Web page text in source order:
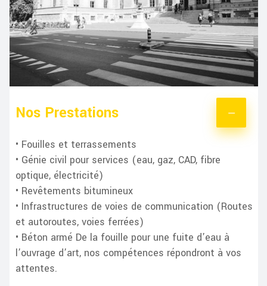
Nos Prestations
• Fouilles et terrassements
• Génie civil pour services (eau, gaz, CAD, fibre
optique, électricité)
• Revêtements bitumineux
• Infrastructures de voies de communication (Routes
et autoroutes, voies ferrées)
• Béton armé De la fouille pour une fuite d’eau à
l’ouvrage d’art, nos compétences répondront à vos
attentes.